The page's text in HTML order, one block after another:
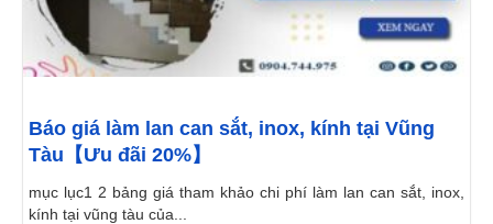
Báo giá làm lan can sắt, inox, kính tại Vũng
Tàu【Ưu đãi 20%】
mục lục1 2 bảng giá tham khảo chi phí làm lan can sắt, inox,
kính tại vũng tàu của...